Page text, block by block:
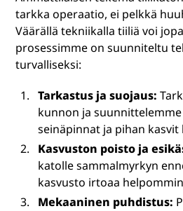
tarkka operaatio, ei pelkkä
Väärällä tekniikalla tiiliä voi
prosessimme on suunniteltu
turvalliseksi:
Tarkastus ja suojaus:
kunnon ja
seinäpinnat ja pihan kasvit
Kasvuston poisto ja
katolle sammalmyrkyn
kasvusto irtoaa
Mekaaninen puhdistus: